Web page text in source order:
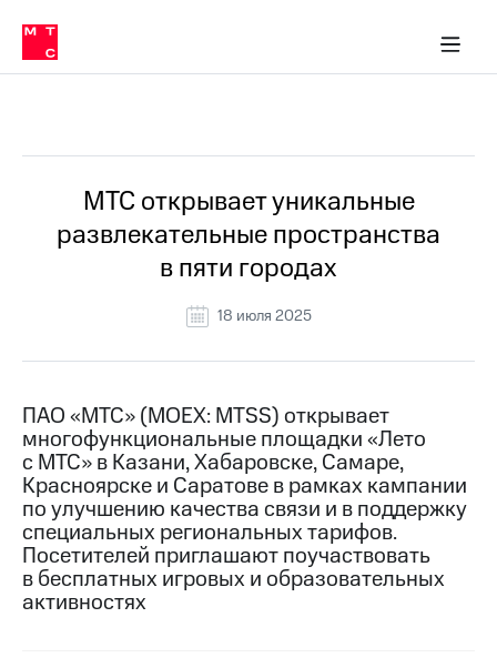
Медиа-центр
и акционерам
Устойчивое развитие
Комплаенс и деловая этика
компании
Карьера
История
компании
Правовая
информация
Пресс-
релизы
МТС
о технологиях
Достижения
Интервью
в МТС
Пресс-
релизы
о технологиях
МТС открывает уникальные
развлекательные пространства
в пяти городах
18 июля 2025
ПАО «МТС» (MOEX: MTSS) открывает
многофункциональные площадки «Лето
с МТС» в Казани, Хабаровске, Самаре,
Красноярске и Саратове в рамках кампании
по улучшению качества связи и в поддержку
специальных региональных тарифов.
Посетителей приглашают поучаствовать
в бесплатных игровых и образовательных
активностях